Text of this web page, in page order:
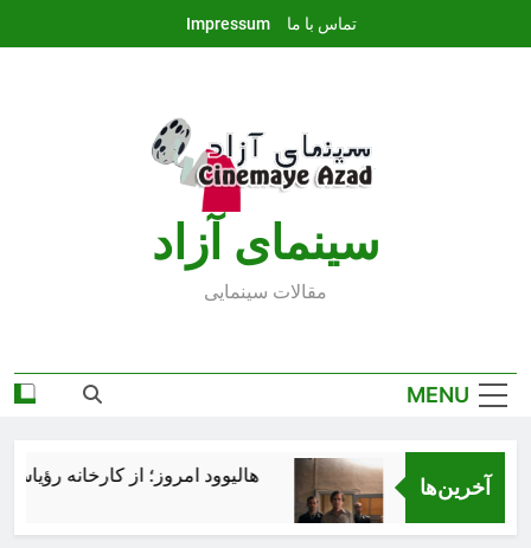
تماس با ما Impressum
سينماى آزاد
مقالات سينمايى
MENU
آخرین‌ها هالیوود امروز؛ از کارخانه